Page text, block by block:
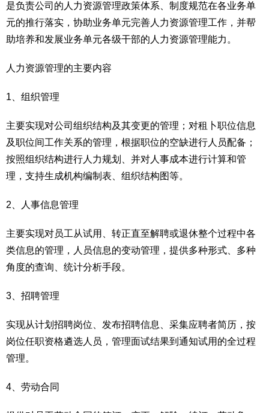
是负责公司的人力资源管理政策体系、制度规范在各业务单
元的推行落实，协助业务单元完善人力资源管理工作，并帮
助培养和发展业务单元各级干部的人力资源管理能力。
人力资源管理的主要内容
1、组织管理
主要实现对公司组织结构及其变更的管理；对租卜职位信息
及职位间工作关系的管理，根据职位的空缺进行人员配备；
按照组织结构进行人力规划、并对人事成本进行计算和管
理，支持生成机构编制表、组织结构图等。
2、人事信息管理
主要实现对员工从试用、转正直至解聘或退休整个过程中各
类信息的管理，人员信息的变动管理，提供多种形式、多种
角度的查询、统计分析手段。
3、招聘管理
实现从计划招聘岗位、发布招聘信息、采集应聘者简历，按
岗位任职资格遴选人员，管理面试结果到通知试用的全过程
管理。
4、劳动合同